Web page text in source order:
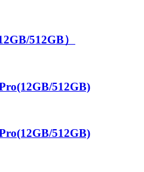
512GB）
512GB)
512GB)